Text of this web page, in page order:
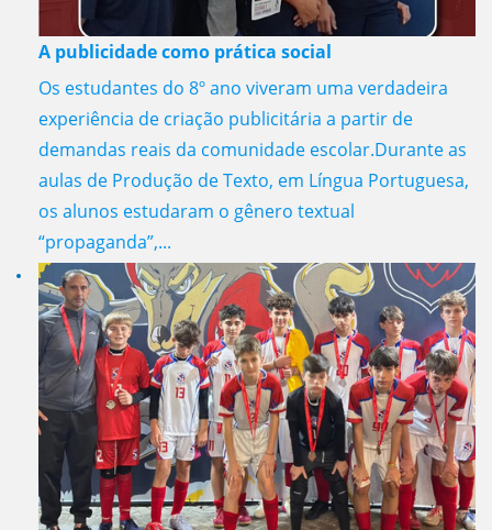
A publicidade como prática social
Os estudantes do 8º ano viveram uma verdadeira
experiência de criação publicitária a partir de
demandas reais da comunidade escolar.Durante as
aulas de Produção de Texto, em Língua Portuguesa,
os alunos estudaram o gênero textual
“propaganda”,...